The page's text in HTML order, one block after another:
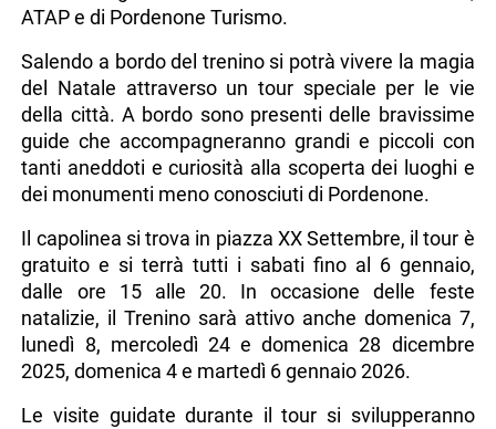
ATAP e di Pordenone Turismo.
Salendo a bordo del trenino si potrà vivere la magia
del Natale attraverso un tour speciale per le vie
della città. A bordo sono presenti delle bravissime
guide che accompagneranno grandi e piccoli con
tanti aneddoti e curiosità alla scoperta dei luoghi e
dei monumenti meno conosciuti di Pordenone.
Il capolinea si trova in piazza XX Settembre, il tour è
gratuito e si terrà tutti i sabati fino al 6 gennaio,
dalle ore 15 alle 20. In occasione delle feste
natalizie, il Trenino sarà attivo anche domenica 7,
lunedì 8, mercoledì 24 e domenica 28 dicembre
2025, domenica 4 e martedì 6 gennaio 2026.
Le visite guidate durante il tour si svilupperanno